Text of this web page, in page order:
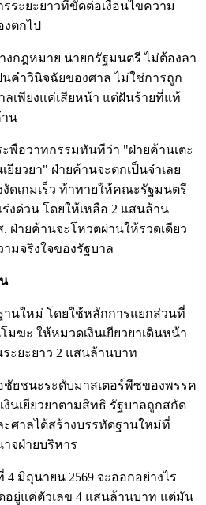
ระยะยาวที่ขัดต่อเงื่อนไขความ
ตกไป
งกฎหมาย นายกรัฐมนตรี ไม่ต้องลา
คำวินิจฉัยของศาล ไม่ใช่การถูก
เพียงแค่เสียหน้า แต่ฝันร้ายที่แท้
าน
พือวาทกรรมทันทีว่า "ฝ่ายค้านเตะ
ยียวยา" ฝ่ายค้านจะตกเป็นจำเลย
ดเกมเร็ว ท้าทายให้คณะรัฐมนตรี
งด่วน โดยให้เหลือ 2 แสนล้าน
ฝ่ายค้านจะโหวตผ่านให้รวดเดียว
มจริงใจของรัฐบาล
านใหม่ โดยใช้หลักการแยกส่วนที่
ฆะ ให้หมวดเงินเยียวยาเดินหน้า
ะยะยาว 2 แสนล้านบาท
ชัยชนะระดับมาสเตอร์พีซของพรรค
นเยียวยาตามสิทธิ รัฐบาลถูกสกัด
ศาลได้สร้างบรรทัดฐานใหม่ที่
จฝ่ายบริหาร
มิถุนายน 2569 จะออกอย่างไร
ยู่แค่ตัวเลข 4 แสนล้านบาท แต่มัน